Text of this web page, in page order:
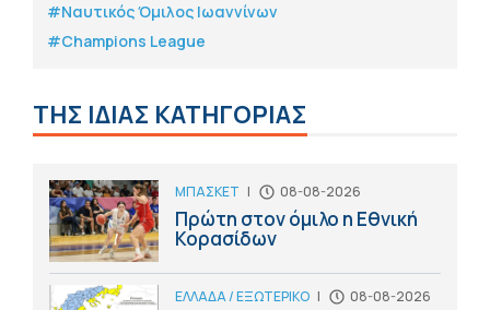
#Ναυτικός Όμιλος Ιωαννίνων
#Champions League
ΤΗΣ ΙΔΙΑΣ ΚΑΤΗΓΟΡΙΑΣ
ΜΠΑΣΚΕΤ | 08-08-2026
Πρώτη στον όμιλο η Εθνική
Κορασίδων
ΕΛΛΑΔΑ / ΕΞΩΤΕΡΙΚΟ | 08-08-2026